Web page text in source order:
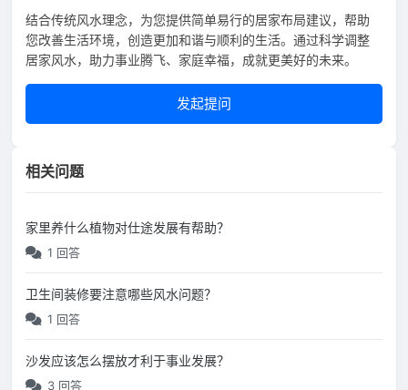
结合传统风水理念，为您提供简单易行的居家布局建议，帮助
您改善生活环境，创造更加和谐与顺利的生活。通过科学调整
居家风水，助力事业腾飞、家庭幸福，成就更美好的未来。
发起提问
相关问题
家里养什么植物对仕途发展有帮助？
1 回答
卫生间装修要注意哪些风水问题？
1 回答
沙发应该怎么摆放才利于事业发展？
3 回答